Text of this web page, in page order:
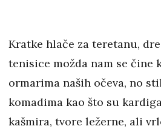
Kratke hlače za teretanu,
tenisice možda nam se čine
ormarima naših očeva, no
komadima kao što su
kašmira, tvore ležerne, ali